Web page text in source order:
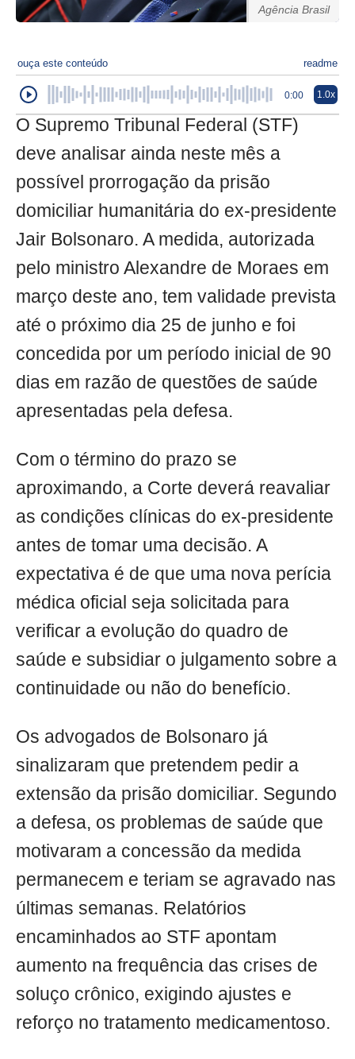
Agência Brasil
ouça este conteúdo readme
0:00 1.0x
O Supremo Tribunal Federal (STF)
deve analisar ainda neste mês a
possível prorrogação da prisão
domiciliar humanitária do ex-presidente
Jair Bolsonaro. A medida, autorizada
pelo ministro Alexandre de Moraes em
março deste ano, tem validade prevista
até o próximo dia 25 de junho e foi
concedida por um período inicial de 90
dias em razão de questões de saúde
apresentadas pela defesa.
Com o término do prazo se
aproximando, a Corte deverá reavaliar
as condições clínicas do ex-presidente
antes de tomar uma decisão. A
expectativa é de que uma nova perícia
médica oficial seja solicitada para
verificar a evolução do quadro de
saúde e subsidiar o julgamento sobre a
continuidade ou não do benefício.
Os advogados de Bolsonaro já
sinalizaram que pretendem pedir a
extensão da prisão domiciliar. Segundo
a defesa, os problemas de saúde que
motivaram a concessão da medida
permanecem e teriam se agravado nas
últimas semanas. Relatórios
encaminhados ao STF apontam
aumento na frequência das crises de
soluço crônico, exigindo ajustes e
reforço no tratamento medicamentoso.